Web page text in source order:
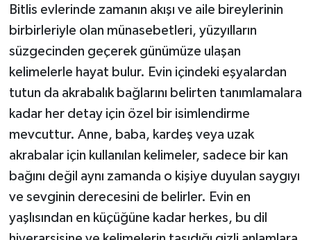
Bitlis evlerinde zamanın akışı ve aile bireylerinin
birbirleriyle olan münasebetleri, yüzyılların
süzgecinden geçerek günümüze ulaşan
kelimelerle hayat bulur. Evin içindeki eşyalardan
tutun da akrabalık bağlarını belirten tanımlamalara
kadar her detay için özel bir isimlendirme
mevcuttur. Anne, baba, kardeş veya uzak
akrabalar için kullanılan kelimeler, sadece bir kan
bağını değil aynı zamanda o kişiye duyulan saygıyı
ve sevginin derecesini de belirler. Evin en
yaşlısından en küçüğüne kadar herkes, bu dil